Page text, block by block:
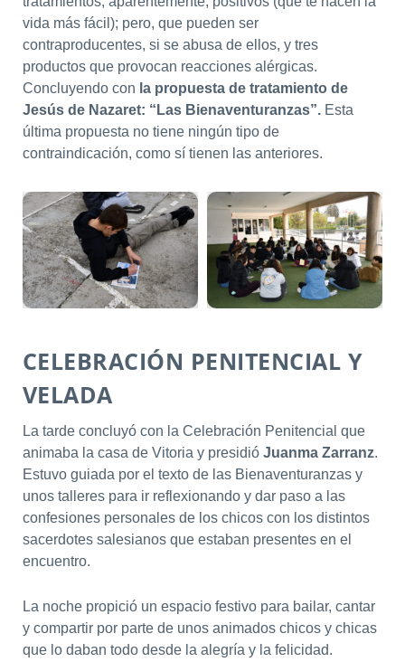
vida más fácil); pero, que pueden ser
contraproducentes, si se abusa de ellos, y tres
productos que provocan reacciones alérgicas.
Concluyendo con la propuesta de tratamiento de
Jesús de Nazaret: “Las Bienaventuranzas”.Esta
última propuesta no tiene ningún tipo de
contraindicación, como sí tienen las anteriores.
CELEBRACIÓN PENITENCIAL Y
VELADA
La tarde concluyó con la Celebración Penitencial que
animaba la casa de Vitoria y presidió Juanma Zarranz.
Estuvo guiada por el texto de las Bienaventuranzas y
unos talleres para ir reflexionando y dar paso a las
confesiones personales de los chicos con los distintos
sacerdotes salesianos que estaban presentes en el
encuentro.
La noche propició un espacio festivo para bailar, cantar
y compartir por parte de unos animados chicos y chicas
que lo daban todo desde la alegría y la felicidad.